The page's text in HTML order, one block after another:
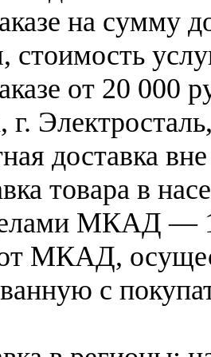
на сумму
стоимость
от 20 000
г.
доставка
товара в
МКАД —
МКАД,
с